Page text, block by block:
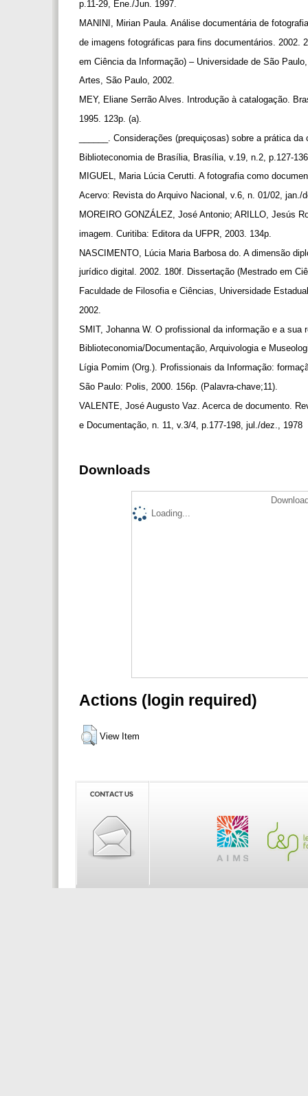
p.11-29, Ene./Jun. 1997.
MANINI, Mirian Paula. Análise documentária de
de imagens fotográficas para fins documentários. 2002.
em Ciência da Informação) – Universidade de São
Artes, São Paulo, 2002.
MEY, Eliane Serrão Alves. Introdução à catalogação.
1995. 123p. (a).
______. Considerações (prequiçosas) sobre a prática
Biblioteconomia de Brasília, Brasília, v.19, n.2, p.127-
MIGUEL, Maria Lúcia Cerutti. A fotografia como
Acervo: Revista do Arquivo Nacional, v.6, n. 01/02, jan./
MOREIRO GONZÁLEZ, José Antonio; ARILLO, Jesús
imagem. Curitiba: Editora da UFPR, 2003. 134p.
NASCIMENTO, Lúcia Maria Barbosa do. A dimensão
jurídico digital. 2002. 180f. Dissertação (Mestrado em
Faculdade de Filosofia e Ciências, Universidade
2002.
SMIT, Johanna W. O profissional da informação e a sua
Biblioteconomia/Documentação, Arquivologia e
Lígia Pomim (Org.). Profissionais da Informação:
São Paulo: Polis, 2000. 156p. (Palavra-chave;11).
VALENTE, José Augusto Vaz. Acerca de documento.
e Documentação, n. 11, v.3/4, p.177-198, jul./dez., 1978
Downloads
Loading...
Actions (login required)
View Item